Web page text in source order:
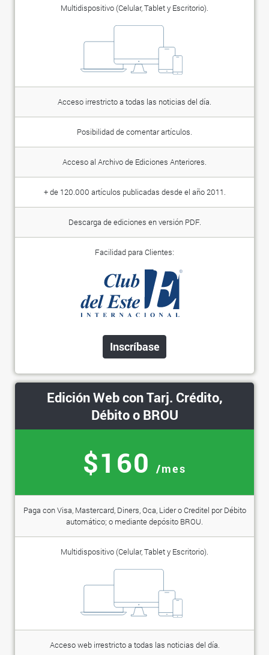
Multidispositivo (Celular, Tablet y Escritorio).
Acceso irrestricto a todas las noticias del día.
Posibilidad de comentar artículos.
Acceso al Archivo de Ediciones Anteriores.
+ de 120.000 artículos publicadas desde el año 2011.
Descarga de ediciones en versión PDF.
Facilidad para Clientes:
Inscríbase
Edición Web con Tarj. Crédito,
Débito o BROU
$160 /mes
Paga con Visa, Mastercard, Diners, Oca, Lider o Creditel por Débito
automático; o mediante depósito BROU.
Multidispositivo (Celular, Tablet y Escritorio).
Acceso web irrestricto a todas las noticias del día.